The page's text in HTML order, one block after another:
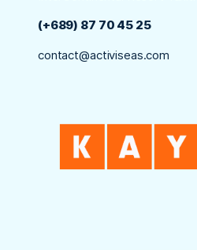
(+689) 87 70 45 25
contact@activiseas.com